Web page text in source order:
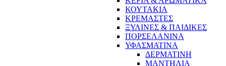
ΚΟΥΤΑΚΙΑ
ΚΡΕΜΑΣΤΕΣ
ΞΥΛΙΝΕΣ & ΠΑΙΔΙΚΕΣ
ΠΟΡΣΕΛΑΝΙΝΑ
ΥΦΑΣΜΑΤΙΝA
ΔΕΡΜΑΤΙΝΗ
ΜΑΝΤΗΛΙΑ